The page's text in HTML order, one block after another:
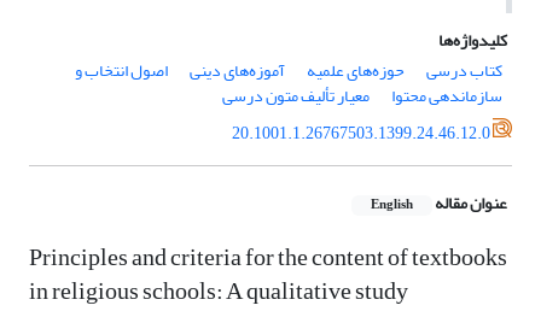
کلیدواژه‌ها
کتاب درسی
حوزه‌های علمیه آموزه‌های دینی اصول انتخاب و
سازماندهی محتوا
معیار تألیف متون درسی
20.1001.1.26767503.1399.24.46.12.0
عنوان مقاله English
Principles and criteria for the content of textbooks
in religious schools: A qualitative study